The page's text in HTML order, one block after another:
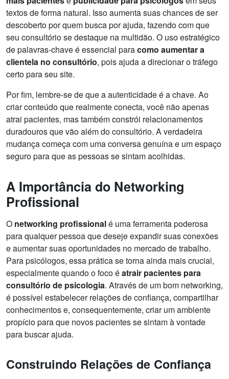
textos de forma natural. Isso aumenta suas chances de ser
descoberto por quem busca por ajuda, fazendo com que
seu consultório se destaque na multidão. O uso estratégico
de palavras-chave é essencial paracomo aumentar a
clientela no consultório, pois ajuda a direcionar o tráfego
certo para seu site.
Por fim, lembre-se de que a autenticidade é a chave. Ao
criar conteúdo que realmente conecta, você não apenas
atrai pacientes, mas também constrói relacionamentos
duradouros que vão além do consultório. A verdadeira
mudança começa com uma conversa genuína e um espaço
seguro para que as pessoas se sintam acolhidas.
A Importância do Networking
Profissional
O networking profissionalé uma ferramenta poderosa
para qualquer pessoa que deseje expandir suas conexões
e aumentar suas oportunidades no mercado de trabalho.
Para psicólogos, essa prática se torna ainda mais crucial,
especialmente quando o foco éatrair pacientes para
consultório de psicologia. Através de um bom networking,
é possível estabelecer relações de confiança, compartilhar
conhecimentos e, consequentemente, criar um ambiente
propício para que novos pacientes se sintam à vontade
para buscar ajuda.
Construindo Relações de Confiança